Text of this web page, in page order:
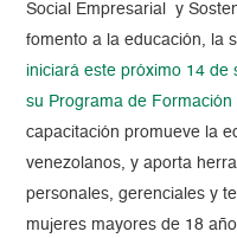
Social Empresarial y
fomento a la educación, la
iniciará este próximo 14 de
su Programa de
capacitación promueve la
venezolanos, y aporta
personales, gerenciales y
mujeres mayores de 18